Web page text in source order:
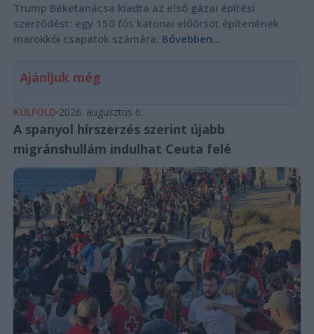
Trump Béketanácsa kiadta az első gázai építési
szerződést: egy 150 fős katonai előőrsöt építenének
marokkói csapatok számára. Bővebben...
Ajánljuk még
KÜLFÖLD 2026. augusztus 6.
A spanyol hírszerzés szerint újabb
migránshullám indulhat Ceuta felé